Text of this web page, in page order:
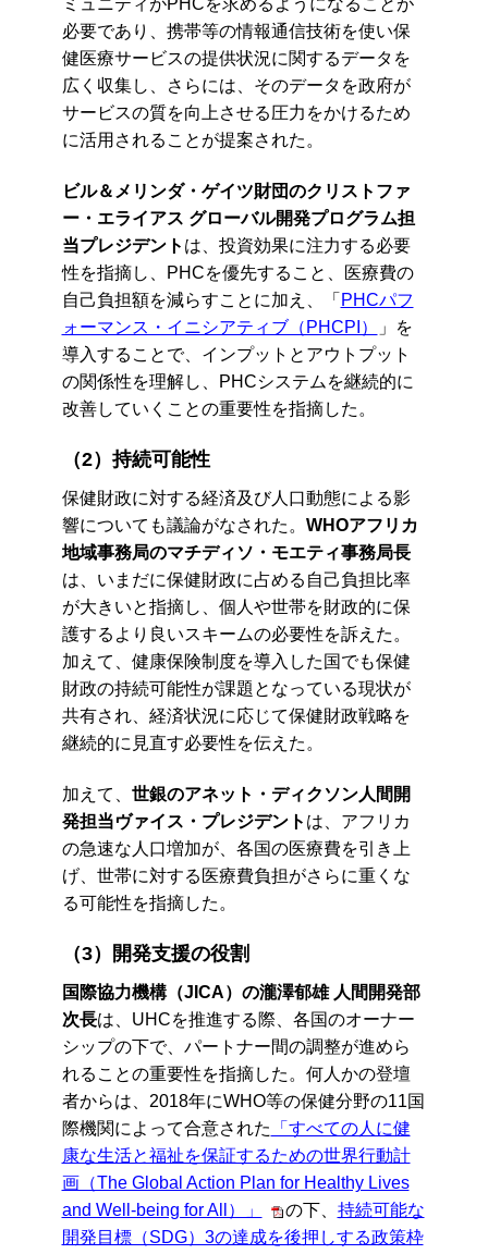
ミュニティがPHCを求めるようになることが
必要であり、携帯等の情報通信技術を使い保
健医療サービスの提供状況に関するデータを
広く収集し、さらには、そのデータを政府が
サービスの質を向上させる圧力をかけるため
に活用されることが提案された。
ビル＆メリンダ・ゲイツ財団のクリストファ
ー・エライアス グローバル開発プログラム担
当プレジデント は、投資効果に注力する必要
性を指摘し、PHCを優先すること、医療費の
自己負担額を減らすことに加え、「 PHCパフ
ォーマンス・イニシアティブ（PHCPI）
」を
導入することで、インプットとアウトプット
の関係性を理解し、PHCシステムを継続的に
改善していくことの重要性を指摘した。
（2）持続可能性
保健財政に対する経済及び人口動態による影
響についても議論がなされた。 WHOアフリカ
地域事務局のマチディソ・モエティ事務局長
は、いまだに保健財政に占める自己負担比率
が大きいと指摘し、個人や世帯を財政的に保
護するより良いスキームの必要性を訴えた。
加えて、健康保険制度を導入した国でも保健
財政の持続可能性が課題となっている現状が
共有され、経済状況に応じて保健財政戦略を
継続的に見直す必要性を伝えた。
加えて、 世銀のアネット・ディクソン人間開
発担当ヴァイス・プレジデント は、アフリカ
の急速な人口増加が、各国の医療費を引き上
げ、世帯に対する医療費負担がさらに重くな
る可能性を指摘した。
（3）開発支援の役割
国際協力機構（JICA）の瀧澤郁雄 人間開発部
次長は、UHCを推進する際、各国のオーナー
シップの下で、パートナー間の調整が進めら
れることの重要性を指摘した。何人かの登壇
者からは、2018年にWHO等の保健分野の11国
際機関によって合意された 「すべての人に健
康な生活と福祉を保証するための世界行動計
画（The Global Action Plan for Healthy Lives
and Well-being for All）」
の下、 持続可能な
開発目標（SDG）3の達成を後押しする政策枠